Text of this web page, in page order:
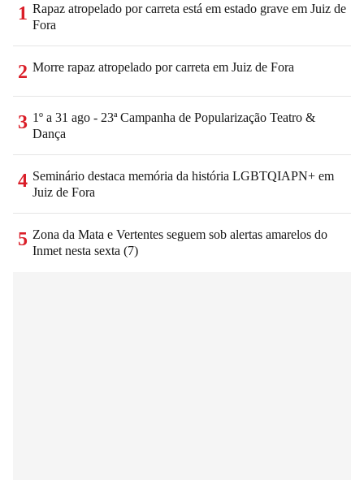
1 Rapaz atropelado por carreta está em estado grave em Juiz de
Fora
2 Morre rapaz atropelado por carreta em Juiz de Fora
3 1º a 31 ago - 23ª Campanha de Popularização Teatro &
Dança
4 Seminário destaca memória da história LGBTQIAPN+ em
Juiz de Fora
5 Zona da Mata e Vertentes seguem sob alertas amarelos do
Inmet nesta sexta (7)